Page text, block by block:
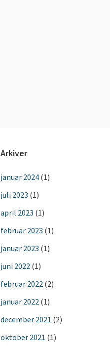
Arkiver
januar 2024 (1)
juli 2023 (1)
april 2023 (1)
februar 2023 (1)
januar 2023 (1)
juni 2022 (1)
februar 2022 (2)
januar 2022 (1)
december 2021 (2)
oktober 2021 (1)